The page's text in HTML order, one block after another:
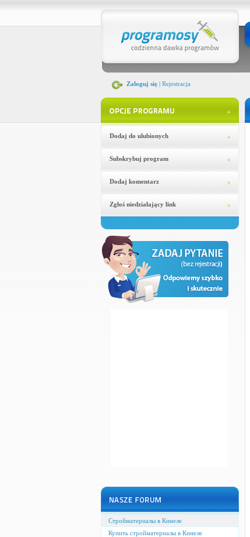
Zaloguj się| Rejestracja
Dodaj do ulubionych
Subskrybuj program
Dodaj komentarz
Zgłoś niedziałający link
Стройматериалы в Кинеле
Купить стройматериалы в Кинеле